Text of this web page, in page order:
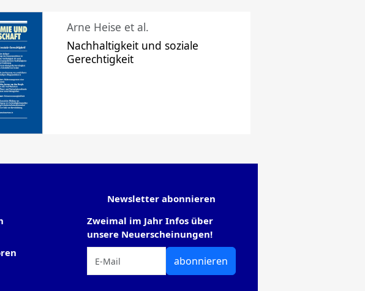
Arne Heise et al.
Nachhaltigkeit und soziale
Gerechtigkeit
Newsletter abonnieren
Zweimal im Jahr Infos über
unsere Neuerscheinungen!
abonnieren